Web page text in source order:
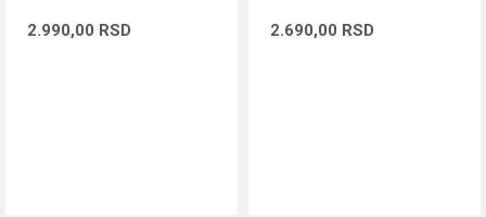
2.990,00 RSD 2.690,00 RSD